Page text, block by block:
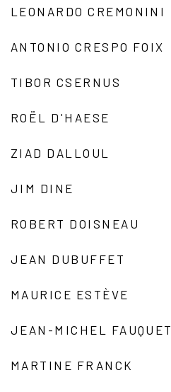
LEONARDO CREMONINI
ANTONIO CRESPO FOIX
TIBOR CSERNUS
ROËL D'HAESE
ZIAD DALLOUL
JIM DINE
ROBERT DOISNEAU
JEAN DUBUFFET
MAURICE ESTÈVE
JEAN-MICHEL FAUQUET
MARTINE FRANCK